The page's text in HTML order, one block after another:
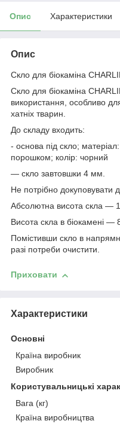
Опис Характеристики
Опис
Скло для біокаміна
Скло для біокаміна
використання, особливо
хатніх тварин.
До складу входить:
- основа під скло;
порошком; колір: чорний
— скло завтовшки 4 мм.
Не потрібно докуповувати
Абсолютна висота скла —
Висота скла в біокамені —
Помістивши скло в
разі потреби очистити.
Приховати
Характеристики
Основні
Країна виробник
Виробник
Користувальницькі
Вага (кг)
Країна виробництва